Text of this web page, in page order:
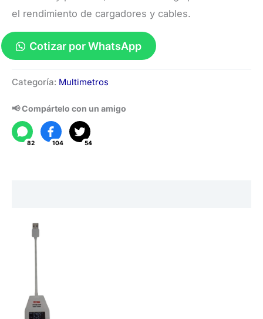
el rendimiento de cargadores y cables.
Cotizar por WhatsApp
USB
UT658LOAD
cantidad
Categoría: Multimetros
📢 Compártelo con un amigo
82 104 54